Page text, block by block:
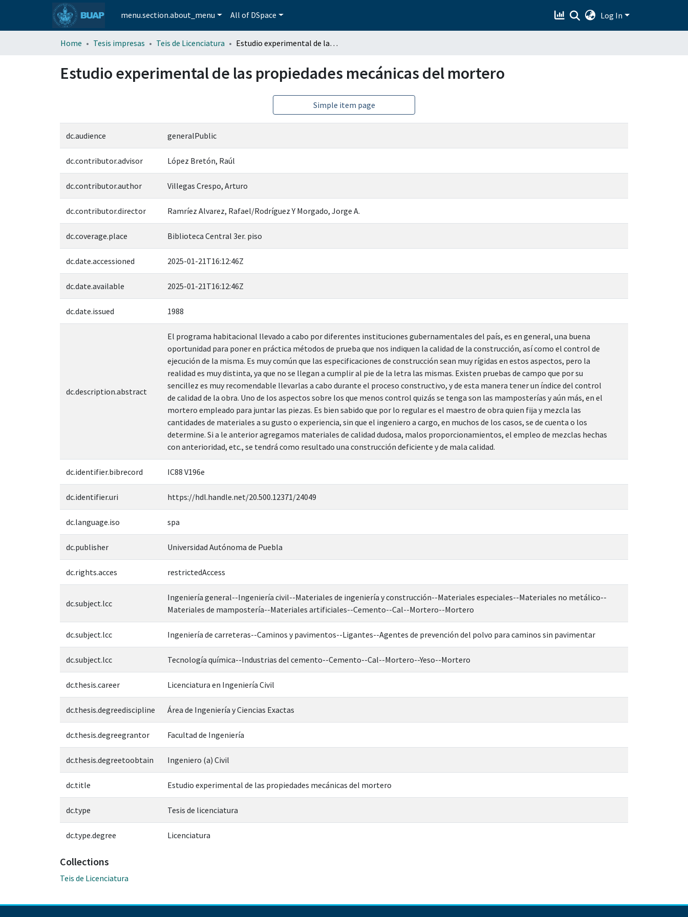
menu.section.about_menu All of DSpace Log In
Home Tesis impresas Teis de Licenciatura Estudio experimental de las propiedades mecánicas del mortero
Estudio experimental de las propiedades mecánicas del mortero
Simple item page
dc.audience generalPublic
dc.contributor.advisor López Bretón, Raúl
dc.contributor.author Villegas Crespo, Arturo
dc.contributor.director Ramríez Alvarez, Rafael/Rodríguez Y Morgado, Jorge A.
dc.coverage.place Biblioteca Central 3er. piso
dc.date.accessioned 2025-01-21T16:12:46Z
dc.date.available 2025-01-21T16:12:46Z
dc.date.issued 1988
dc.description.abstract
El programa habitacional llevado a cabo por diferentes instituciones gubernamentales del país, es en general, una buena
oportunidad para poner en práctica métodos de prueba que nos indiquen la calidad de la construcción, así como el control de
ejecución de la misma. Es muy común que las especificaciones de construcción sean muy rígidas en estos aspectos, pero la
realidad es muy distinta, ya que no se llegan a cumplir al pie de la letra las mismas. Existen pruebas de campo que por su
sencillez es muy recomendable llevarlas a cabo durante el proceso constructivo, y de esta manera tener un índice del control
de calidad de la obra. Uno de los aspectos sobre los que menos control quizás se tenga son las mamposterías y aún más, en el
mortero empleado para juntar las piezas. Es bien sabido que por lo regular es el maestro de obra quien fija y mezcla las
cantidades de materiales a su gusto o experiencia, sin que el ingeniero a cargo, en muchos de los casos, se de cuenta o los
determine. Si a le anterior agregamos materiales de calidad dudosa, malos proporcionamientos, el empleo de mezclas hechas
con anterioridad, etc., se tendrá como resultado una construcción deficiente y de mala calidad.
dc.identifier.bibrecord IC88 V196e
dc.identifier.uri https://hdl.handle.net/20.500.12371/24049
dc.language.iso spa
dc.publisher Universidad Autónoma de Puebla
dc.rights.acces restrictedAccess
dc.subject.lcc
Ingeniería general--Ingeniería civil--Materiales de ingeniería y construcción--Materiales especiales--Materiales no metálico--
Materiales de mampostería--Materiales artificiales--Cemento--Cal--Mortero--Mortero
dc.subject.lcc Ingeniería de carreteras--Caminos y pavimentos--Ligantes--Agentes de prevención del polvo para caminos sin pavimentar
dc.subject.lcc Tecnología química--Industrias del cemento--Cemento--Cal--Mortero--Yeso--Mortero
dc.thesis.career Licenciatura en Ingeniería Civil
dc.thesis.degreediscipline Área de Ingeniería y Ciencias Exactas
dc.thesis.degreegrantor Facultad de Ingeniería
dc.thesis.degreetoobtain Ingeniero (a) Civil
dc.title Estudio experimental de las propiedades mecánicas del mortero
dc.type Tesis de licenciatura
dc.type.degree Licenciatura
Collections
Teis de Licenciatura